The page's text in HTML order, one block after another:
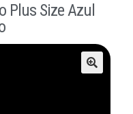
Plus Size Azul